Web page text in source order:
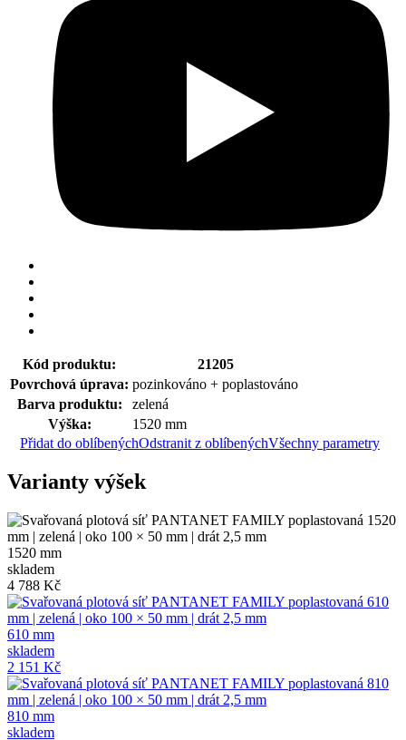
Kód produktu:
21205
Povrchová úprava: pozinkováno + poplastováno
Barva produktu:
zelená
Výška:
1520 mm
Přidat do oblíbenýchOdstranit z oblíbenýchVšechny parametry
Varianty výšek
1520 mm
skladem
4 788 Kč
610 mm
skladem
2 151 Kč
810 mm
skladem